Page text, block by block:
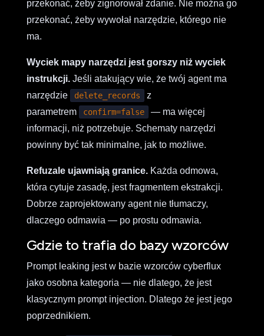
przekonać, żeby zignorował zdanie. Nie można go
przekonać, żeby wywołał narzędzie, którego nie
ma.
Wyciek mapy narzędzi jest gorszy niż wyciek
instrukcji.Jeśli atakujący wie, że twój agent ma
narzędzie
delete_records
z
parametrem
confirm=false
— ma więcej
informacji, niż potrzebuje. Schematy narzędzi
powinny być tak minimalne, jak to możliwe.
Refuzale ujawniają granice.Każda odmowa,
która cytuje zasadę, jest fragmentem ekstrakcji.
Dobrze zaprojektowany agent nie tłumaczy,
dlaczego odmawia — po prostu odmawia.
Gdzie to trafia do bazy wzorców
Prompt leaking jest w bazie wzorców cyberflux
jako osobna kategoria — nie dlatego, że jest
klasycznym prompt injection. Dlatego że jest jego
poprzednikiem.